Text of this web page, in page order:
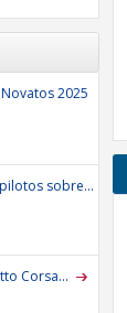
2025
sobre...
Corsa...